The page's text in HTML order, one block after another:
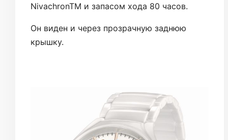
NivachronTM и запасом хода 80 часов.
Он виден и через прозрачную заднюю
крышку.